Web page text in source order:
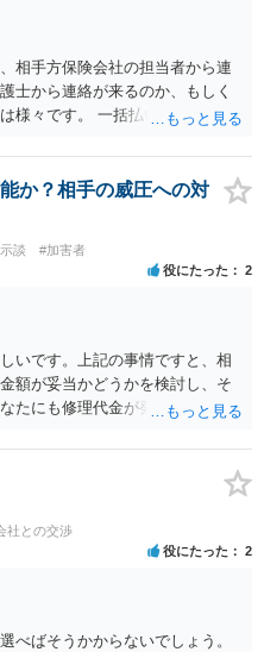
回の事故で利用できる弁護士費
は叔母様ご本人となりますの
様ご本人の依頼意思等を確認す
意思疎通が難しいとのことです
、依頼意思の確認方法等を検討
相手方保険会社の担当者から連
士から連絡が来るのか、もしく
様々です。 一括払いや分割払い
れば、和解は可能です。 他方で
ります。 今後の見通しを知る為
律事務所で相談だけでもされる
か？相手の威圧への対
談 #加害者
役にたった 2
いです。上記の事情ですと、相
額が妥当かどうかを検討し、そ
たにも修理代金が発生している
るのが良いかと思います。威圧
調停を利用しては如何でしょう
社との交渉
役にたった 2
べばそうかからないでしょう。